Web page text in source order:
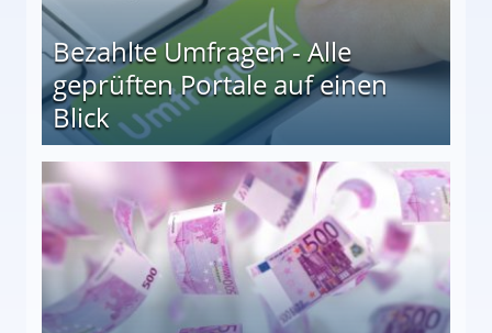
Bezahlte Umfragen - Alle
geprüften Portale auf einen
Blick
auf einen Blick